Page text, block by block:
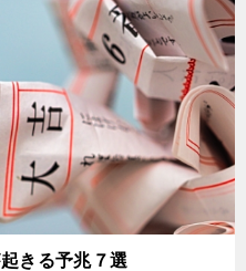
きる予兆７選